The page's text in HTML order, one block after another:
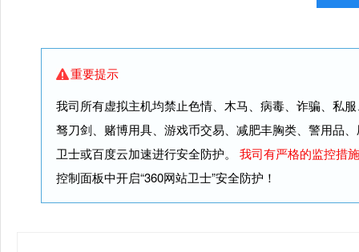
重要提示
我司所有虚拟主机均禁止色情、木马、病毒、诈骗、私
驽刀剑、赌博用具、游戏币交易、减肥丰胸类、警用品
卫士或百度云加速进行安全防护。 我司有严格的监控措
控制面板中开启“360网站卫士”安全防护！